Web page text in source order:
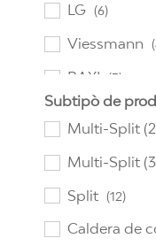
LG (6)
Viessmann
BAXI (3)
Comfee (7)
Subtipò de
Multi-Split
Multi-Split
Split (12)
Caldera de